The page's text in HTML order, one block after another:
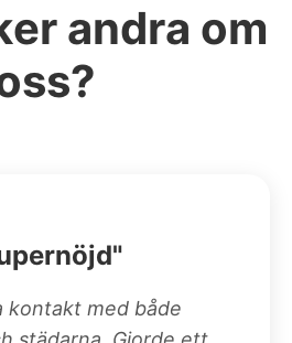
andra om
kontakt med både